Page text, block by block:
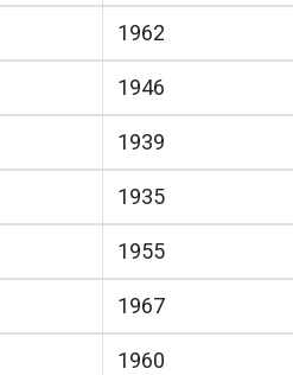
1962
1946
1939
1935
1955
1967
1960